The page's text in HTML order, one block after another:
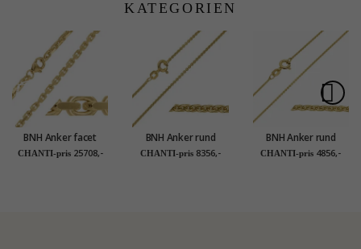
KATEGORIEN
BNH Anker facet
halskjede i 8 karat 45
CHANTI-pris 25708,-
BNH Anker rund
halskjede i 14 karat
CHANTI-pris 8356,-
BNH Anker rund
halskjede i 14 karat
CHANTI-pris 4856,-